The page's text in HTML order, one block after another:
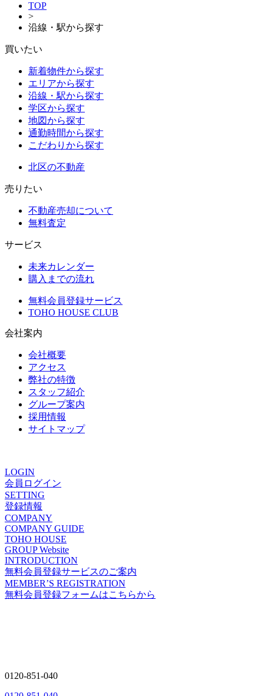
TOP
>
沿線・駅から探す
買いたい
新着物件から探す
エリアから探す
沿線・駅から探す
学区から探す
地図から探す
通勤時間から探す
こだわりから探す
北区の不動産
売りたい
不動産売却について
無料査定
サービス
未来カレンダー
購入までの流れ
無料会員登録サービス
TOHO HOUSE CLUB
会社案内
会社概要
アクセス
弊社の特徴
スタッフ紹介
グループ案内
採用情報
サイトマップ
LOGIN
会員ログイン
SETTING
登録情報
COMPANY
COMPANY GUIDE
TOHO HOUSE
GROUP Website
INTRODUCTION
無料会員登録サービスのご案内
MEMBER’S REGISTRATION
無料会員登録フォームはこちらから
0120-851-040